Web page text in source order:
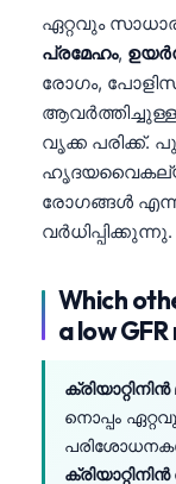
ഏറ്റവും
പ്രമേഹം,
രോഗം,
ആവർത്തിച്ചുള്ള
വൃക്ക പരിക്ക്.
രോഗങ്ങൾ
വർധിപ്പിക്കുന്നു.
Which
a low
നൊപ്പം
Português
Ελληνικά
Română
简体中文
فارسی
Dansk
Nederlands
हिन्दी
Bahasa